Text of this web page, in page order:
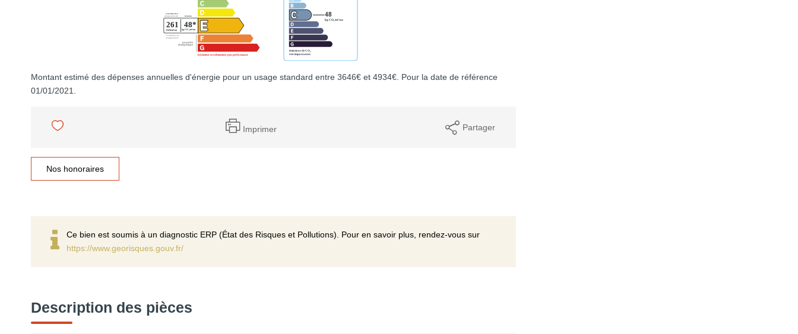
Montant estimé des dépenses annuelles d'énergie pour un usage standard entre 3646€ et 4934€. Pour la date de référence
01/01/2021.
Imprimer Partager
Nos honoraires
Ce bien est soumis à un diagnostic ERP (État des Risques et Pollutions). Pour en savoir plus, rendez-vous sur
https://www.georisques.gouv.fr/
Description des pièces